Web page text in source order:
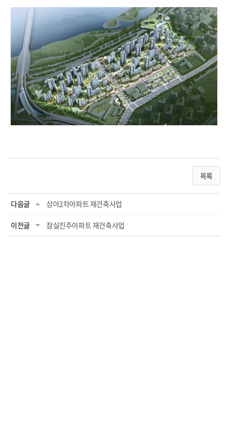
목록
다음글 상아2차아파트 재건축사업
이전글 잠실진주아파트 재건축사업